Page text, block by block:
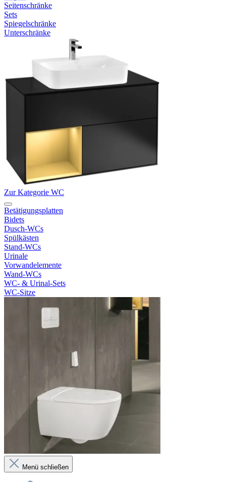
Seitenschränke
Sets
Spiegelschränke
Unterschränke
Zur Kategorie WC
Betätigungsplatten
Bidets
Dusch-WCs
Spülkästen
Stand-WCs
Urinale
Vorwandelemente
Wand-WCs
WC- & Urinal-Sets
WC-Sitze
Menü schließen